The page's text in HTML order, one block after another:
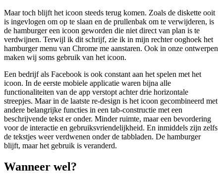
Maar toch blijft het icoon steeds terug komen. Zoals de diskette ooit
is ingevlogen om op te slaan en de prullenbak om te verwijderen, is
de hamburger een icoon geworden die niet direct van plan is te
verdwijnen. Terwijl ik dit schrijf, zie ik in mijn rechter ooghoek het
hamburger menu van Chrome me aanstaren. Ook in onze ontwerpen
maken wij soms gebruik van het icoon.
Een bedrijf als Facebook is ook constant aan het spelen met het
icoon. In de eerste mobiele applicatie waren bijna alle
functionaliteiten van de app verstopt achter drie horizontale
streepjes. Maar in de laatste re-design is het icoon gecombineerd met
andere belangrijke functies in een tab-constructie met een
beschrijvende tekst er onder. Minder ruimte, maar een bevordering
voor de interactie en gebruiksvriendelijkheid. En inmiddels zijn zelfs
de tekstjes weer verdwenen onder de tabbladen. De hamburger
blijft, maar het gebruik is veranderd.
Wanneer wel?